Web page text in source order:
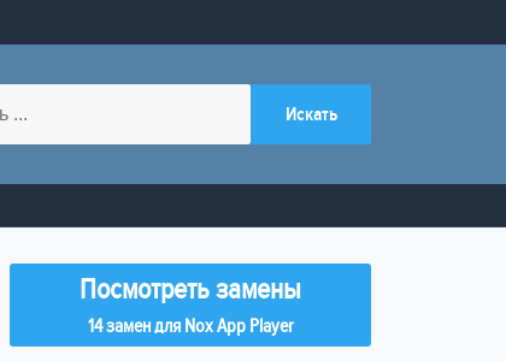
Посмотреть замены
14 замен для Nox App Player